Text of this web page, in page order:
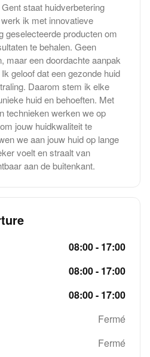
staat huidverbetering
ik met innovatieve
geselecteerde producten om
te behalen. Geen
maar een doordachte aanpak
geloof dat een gezonde huid
Daarom stem ik elke
huid en behoeften. Met
technieken werken we op
jouw huidkwaliteit te
we aan jouw huid op lange
voelt en straalt van
aan de buitenkant.
08:00 - 17:00
08:00 - 17:00
08:00 - 17:00
Fermé
Fermé